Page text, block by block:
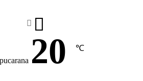
20 ℃